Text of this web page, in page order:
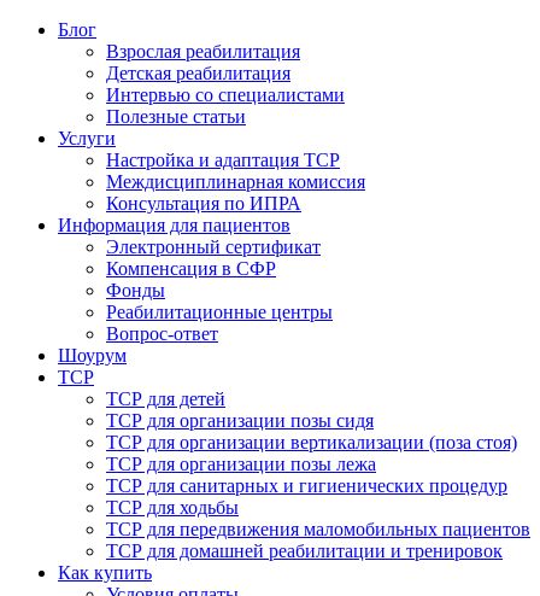
Блог
Взрослая реабилитация
Детская реабилитация
Интервью со специалистами
Полезные статьи
Услуги
Настройка и адаптация ТСР
Междисциплинарная комиссия
Консультация по ИПРА
Информация для пациентов
Электронный сертификат
Компенсация в СФР
Фонды
Реабилитационные центры
Вопрос-ответ
Шоурум
ТСР
ТСР для детей
ТСР для организации позы сидя
ТСР для организации вертикализации (поза стоя)
ТСР для организации позы лежа
ТСР для санитарных и гигиенических процедур
ТСР для ходьбы
ТСР для передвижения маломобильных пациентов
ТСР для домашней реабилитации и тренировок
Как купить